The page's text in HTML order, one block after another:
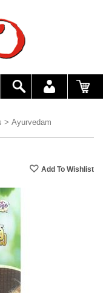
> Ayurvedam